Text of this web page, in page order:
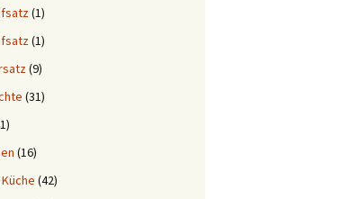
(1)
(1)
(9)
(31)
(16)
(42)